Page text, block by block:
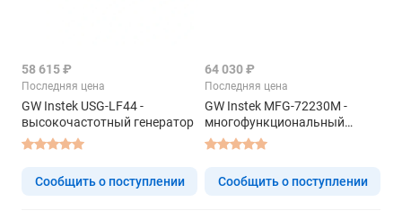
58 615 ₽
Последняя цена
GW Instek USG-LF44 -
высокочастотный генератор
Сообщить о поступлении
64 030 ₽
Последняя цена
GW Instek MFG-72230M -
многофункциональный
генератор
Сообщить о поступлении